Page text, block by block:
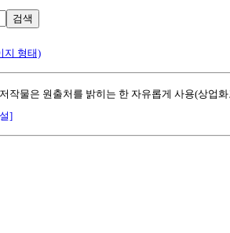
검색
지 형태)
작물은 원출처를 밝히는 한 자유롭게 사용(상업
]